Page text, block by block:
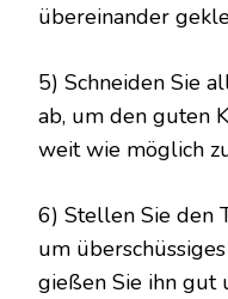
übereinander
5) Schneiden Sie
ab, um den guten
weit wie möglich
6) Stellen Sie den
um
gießen Sie ihn gut